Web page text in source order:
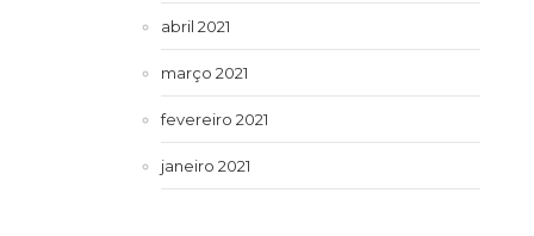
abril 2021
março 2021
fevereiro 2021
janeiro 2021